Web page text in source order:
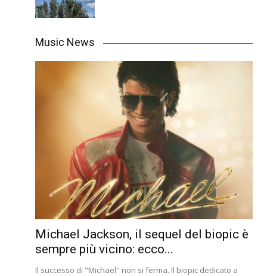
Music News
Michael Jackson, il sequel del biopic è
sempre più vicino: ecco...
Il successo di "Michael" non si ferma. Il biopic dedicato a